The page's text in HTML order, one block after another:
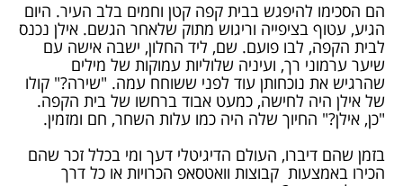
הם הסכימו להיפגש בבית קפה קטן וחמים בלב העיר. היום
הגיע, עטוף בציפייה וריגוש מתוק שלאחר הגשם. אילן נכנס
לבית הקפה, לבו פועם. שם, ליד החלון, ישבה אישה עם
שיער ערמוני רך, ועיניה שלוליות עמוקות של מילים
שהרגיש את נוכחותן עוד לפני ששוחח עמה. "שירה?" קולו
של אילן היה לחישה, כמעט אבוד ברחשו של בית הקפה.
"כן, אילן?" החיוך שלה היה כמו עלות השחר, חם ומזמין.
בזמן שהם דיברו, העולם הדיגיטלי דעך ומי בכלל זכר שהם
הכירו באמצעות קבוצות וואטסאפ הכרויות או כל דרך